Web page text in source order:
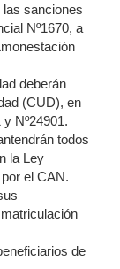
sanciones
Nº1670, a
deberán
(CUD), en
Nº24901.
todos
la Ley
el CAN.
de